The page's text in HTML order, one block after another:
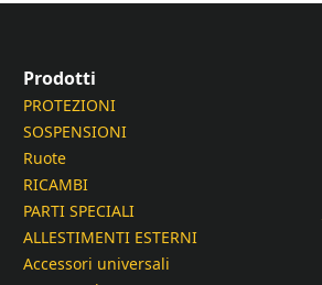
Prodotti
PROTEZIONI
SOSPENSIONI
Ruote
RICAMBI
PARTI SPECIALI
ALLESTIMENTI ESTERNI
Accessori universali